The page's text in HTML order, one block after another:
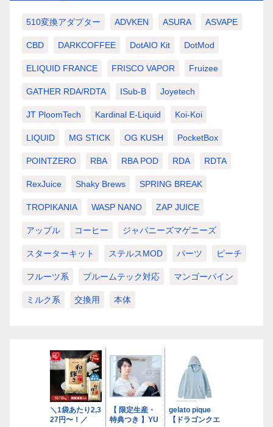
510変換アダプター ADVKEN ASURA ASVAPE
CBD DARKCOFFEE DotAIO Kit DotMod
ELIQUID FRANCE FRISCO VAPOR Fruizee
GATHER RDA/RDTA ISub-B Joyetech
JT PloomTech Kardinal E-Liquid Koi-Koi
LIQUID MG STICK OG KUSH PocketBox
POINTZERO RBA RBA POD RDA RDTA
RexJuice Shaky Brews SPRING BREAK
TROPIKANIA WASP NANO ZAP JUICE
アップル コーヒー ジャパニーズマゲニーズ
スターターキット ステルスMOD パーツ ピーチ
フルーツ系 プルームテック対応 マンゴーパイン
ミルク系 交換用 本体